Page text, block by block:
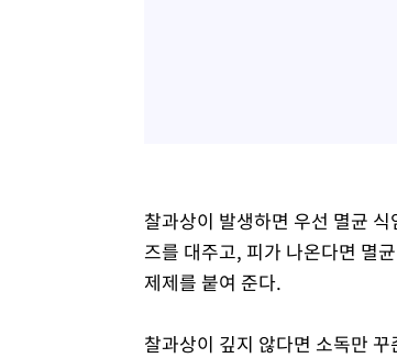
찰과상이 발생하면 우선 멸균
즈를 대주고, 피가 나온다면 멸
제제를 붙여 준다.
찰과상이 깊지 않다면 소독만